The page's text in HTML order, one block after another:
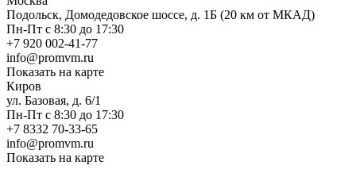
Подольск, Домодедовское шоссе, д. 1Б (20 км от МКАД)
Пн-Пт с 8:30 до 17:30
+7 920 002-41-77
info@promvm.ru
Показать на карте
Киров
ул. Базовая, д. 6/1
Пн-Пт с 8:30 до 17:30
+7 8332 70-33-65
info@promvm.ru
Показать на карте